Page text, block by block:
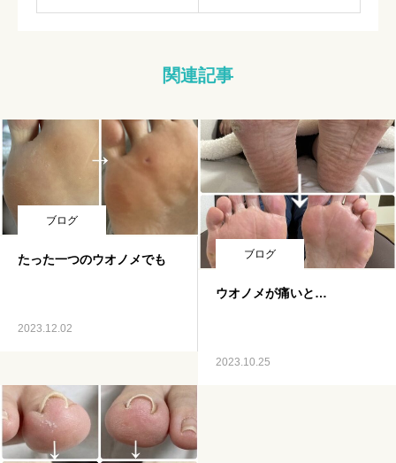
関連記事
ブログ
たった一つのウオノメでも
2023.12.02
ブログ
ウオノメが痛いと…
2023.10.25